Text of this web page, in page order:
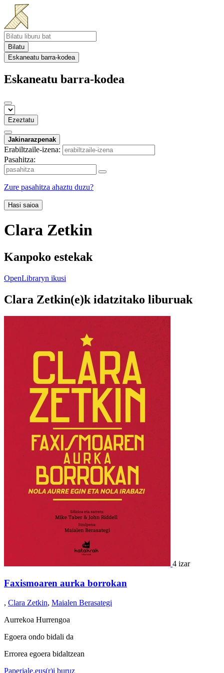
Bilatu
Eskaneatu barra-kodea
Eskaneatu barra-kodea
Ezeztatu
Jakinarazpenak
Erabiltzaile-izena:
Pasahitza:
Zure pasahitza ahaztu duzu?
Hasi saioa
Clara Zetkin
Kanpoko estekak
OpenLibraryn ikusi
Clara Zetkin(e)k idatzitako liburuak
4 izar
Faxismoaren aurka borrokan
, Clara Zetkin, Maialen Berasategi
Aurrekoa Hurrengoa
Egoera ondo bidali da
Errorea egoera bidaltzean
Paperjale.eus(r)i buruz